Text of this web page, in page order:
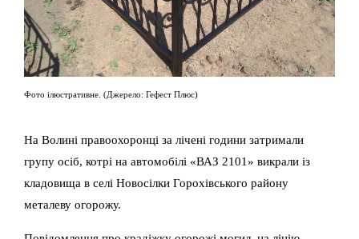
Фото ілюстративне. (Джерело: Гефест Плюс)
На Волині правоохоронці за лічені години затримали
групу осіб, котрі на автомобілі «ВАЗ 2101» викрали із
кладовища в селі Новосілки Горохівського району
металеву огорожу.